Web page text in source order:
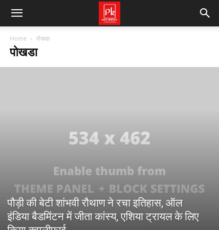
Home पोखडा
पोखडा
पौड़ी की बेटी शांभवी रौथाण ने रचा इतिहास, ऑल
इंडिया बैडमिंटन में जीता कांस्य, एशिया ट्रायल के लिए